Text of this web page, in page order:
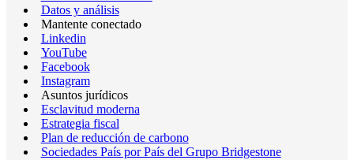
Datos y análisis
Mantente conectado
Linkedin
YouTube
Facebook
Instagram
Asuntos jurídicos
Esclavitud moderna
Estrategia fiscal
Plan de reducción de carbono
Sociedades País por País del Grupo Bridgestone